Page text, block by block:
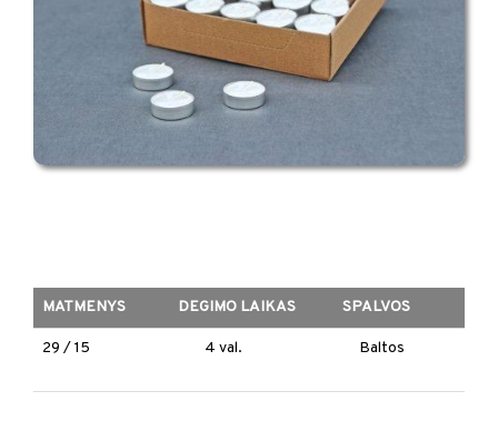
MATMENYS DEGIMO LAIKAS SPALVOS
29 / 15 4 val. Baltos